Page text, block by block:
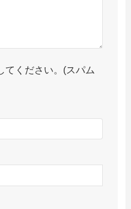
てください。(スパム